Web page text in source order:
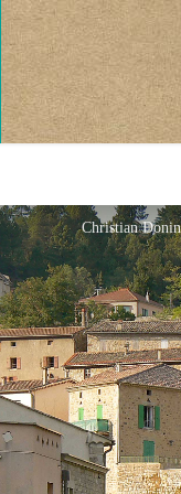
Christian Donin